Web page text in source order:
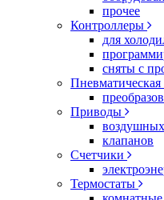
прочее
Контроллеры
для
сняты с
Пневматическая
Приводы
клапанов
Счетчики
Термостаты